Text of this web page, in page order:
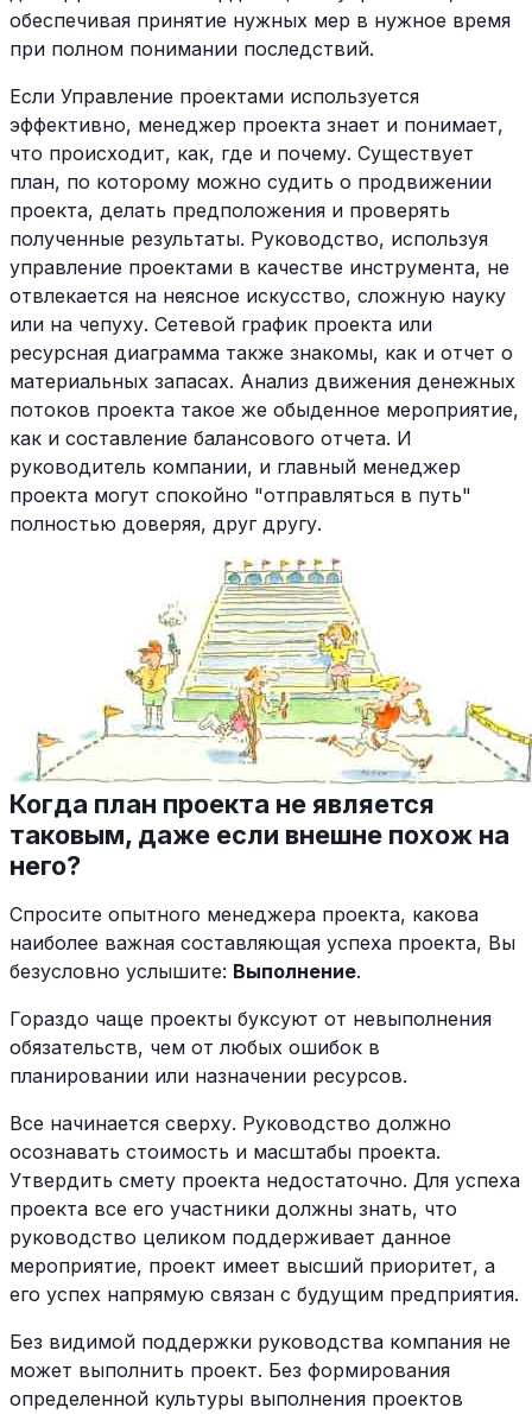
обеспечивая принятие нужных мер в нужное время
при полном понимании последствий.
Если Управление проектами используется
эффективно, менеджер проекта знает и понимает,
что происходит, как, где и почему. Существует
план, по которому можно судить о продвижении
проекта, делать предположения и проверять
полученные результаты. Руководство, используя
управление проектами в качестве инструмента, не
отвлекается на неясное искусство, сложную науку
или на чепуху. Сетевой график проекта или
ресурсная диаграмма также знакомы, как и отчет о
материальных запасах. Анализ движения денежных
потоков проекта такое же обыденное мероприятие,
как и составление балансового отчета. И
руководитель компании, и главный менеджер
проекта могут спокойно "отправляться в путь"
полностью доверяя, друг другу.
Когда план проекта не является
таковым, даже если внешне похож на
него?
Спросите опытного менеджера проекта, какова
наиболее важная составляющая успеха проекта, Вы
безусловно услышите: Выполнение.
Гораздо чаще проекты буксуют от невыполнения
обязательств, чем от любых ошибок в
планировании или назначении ресурсов.
Все начинается сверху. Руководство должно
осознавать стоимость и масштабы проекта.
Утвердить смету проекта недостаточно. Для успеха
проекта все его участники должны знать, что
руководство целиком поддерживает данное
мероприятие, проект имеет высший приоритет, а
его успех напрямую связан с будущим предприятия.
Без видимой поддержки руководства компания не
может выполнить проект. Без формирования
определенной культуры выполнения проектов